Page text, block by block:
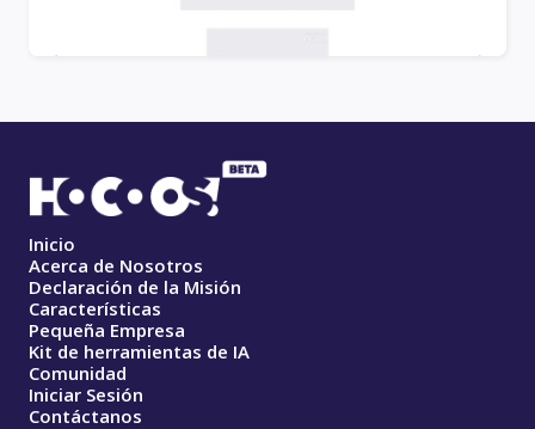
Inicio
Acerca de Nosotros
Declaración de la Misión
Características
Pequeña Empresa
Kit de herramientas de IA
Comunidad
Iniciar Sesión
Contáctanos